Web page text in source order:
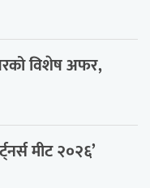
विशेष अफर,
मीट २०२६’